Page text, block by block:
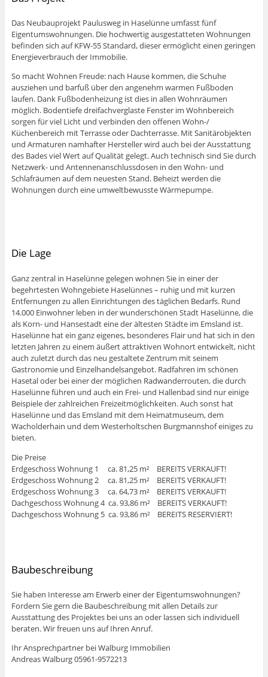
Das Neubauprojekt Paulusweg in Haselünne umfasst fünf
Eigentumswohnungen. Die hochwertig ausgestatteten Wohnungen
befinden sich auf KFW-55 Standard, dieser ermöglicht einen geringen
Energieverbrauch der Immobilie.
So macht Wohnen Freude: nach Hause kommen, die Schuhe
ausziehen und barfuß über den angenehm warmen Fußboden
laufen. Dank Fußbodenheizung ist dies in allen Wohnräumen
möglich. Bodentiefe dreifachverglaste Fenster im Wohnbereich
sorgen für viel Licht und verbinden den offenen Wohn-/
Küchenbereich mit Terrasse oder Dachterrasse. Mit Sanitärobjekten
und Armaturen namhafter Hersteller wird auch bei der Ausstattung
des Bades viel Wert auf Qualität gelegt. Auch technisch sind Sie durch
Netzwerk- und Antennenanschlussdosen in den Wohn- und
Schlafräumen auf dem neuesten Stand. Beheizt werden die
Wohnungen durch eine umweltbewusste Wärmepumpe.
Die Lage
Ganz zentral in Haselünne gelegen wohnen Sie in einer der
begehrtesten Wohngebiete Haselünnes – ruhig und mit kurzen
Entfernungen zu allen Einrichtungen des täglichen Bedarfs. Rund
14.000 Einwohner leben in der wunderschönen Stadt Haselünne, die
als Korn- und Hansestadt eine der ältesten Städte im Emsland ist.
Haselünne hat ein ganz eigenes, besonderes Flair und hat sich in den
letzten Jahren zu einem äußert attraktiven Wohnort entwickelt, nicht
auch zuletzt durch das neu gestaltete Zentrum mit seinem
Gastronomie und Einzelhandelsangebot. Radfahren im schönen
Hasetal oder bei einer der möglichen Radwanderrouten, die durch
Haselünne führen und auch ein Frei- und Hallenbad sind nur einige
Beispiele der zahlreichen Freizeitmöglichkeiten. Auch sonst hat
Haselünne und das Emsland mit dem Heimatmuseum, dem
Wacholderhain und dem Westerholtschen Burgmannshof einiges zu
bieten.
Die Preise
Erdgeschoss Wohnung 1 ca. 81,25 m² BEREITS VERKAUFT!
Erdgeschoss Wohnung 2 ca. 81,25 m² BEREITS VERKAUFT!
Erdgeschoss Wohnung 3 ca. 64,73 m² BEREITS VERKAUFT!
Dachgeschoss Wohnung 4 ca. 93,86 m² BEREITS VERKAUFT!
Dachgeschoss Wohnung 5 ca. 93,86 m² BEREITS RESERVIERT!
Baubeschreibung
Sie haben Interesse am Erwerb einer der Eigentumswohnungen?
Fordern Sie gern die Baubeschreibung mit allen Details zur
Ausstattung des Projektes bei uns an oder lassen sich individuell
beraten. Wir freuen uns auf Ihren Anruf.
Ihr Ansprechpartner bei Walburg Immobilien
Andreas Walburg 05961-9572213